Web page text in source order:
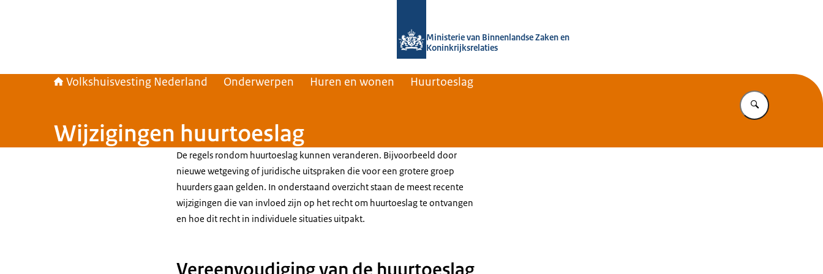
Ministerie van Binnenlandse Zaken en
Koninkrijksrelaties
Volkshuisvesting Nederland Onderwerpen Huren en wonen Huurtoeslag
Vul in wat u
Wijzigingen huurtoeslag
De regels rondom huurtoeslag kunnen veranderen. Bijvoorbeeld door
nieuwe wetgeving of juridische uitspraken die voor een grotere groep
huurders gaan gelden. In onderstaand overzicht staan de meest recente
wijzigingen die van invloed zijn op het recht om huurtoeslag te ontvangen
en hoe dit recht in individuele situaties uitpakt.